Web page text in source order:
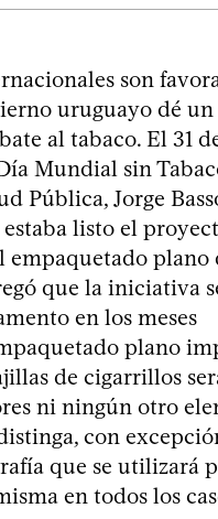
son
uruguayo dé
al tabaco. El 31
Mundial sin
Pública, Jorge
listo el
empaquetado plano
que la iniciativa
en los meses
plano
de cigarrillos
ni ningún otro
con
que se utilizará
en todos los